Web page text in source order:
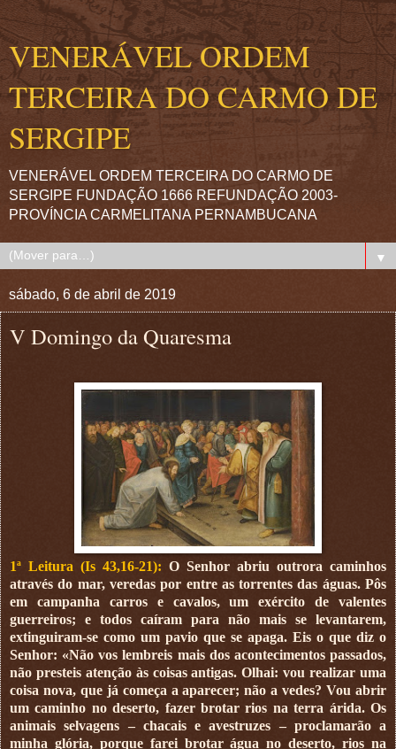
VENERÁVEL ORDEM
TERCEIRA DO CARMO DE
SERGIPE
VENERÁVEL ORDEM TERCEIRA DO CARMO DE
SERGIPE FUNDAÇÃO 1666 REFUNDAÇÃO 2003-
PROVÍNCIA CARMELITANA PERNAMBUCANA
▼
sábado, 6 de abril de 2019
V Domingo da Quaresma
1ª Leitura (Is 43,16-21): O Senhor abriu outrora caminhos
através do mar, veredas por entre as torrentes das águas. Pôs
em campanha carros e cavalos, um exército de valentes
guerreiros; e todos caíram para não mais se levantarem,
extinguiram-se como um pavio que se apaga. Eis o que diz o
Senhor: «Não vos lembreis mais dos acontecimentos passados,
não presteis atenção às coisas antigas. Olhai: vou realizar uma
coisa nova, que já começa a aparecer; não a vedes? Vou abrir
um caminho no deserto, fazer brotar rios na terra árida. Os
animais selvagens – chacais e avestruzes – proclamarão a
minha glória, porque farei brotar água no deserto, rios na